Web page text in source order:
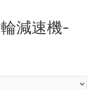
減速機-